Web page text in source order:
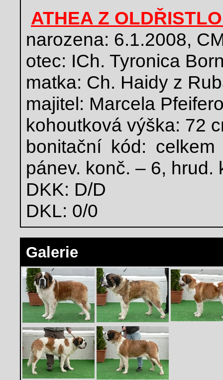
ATHEA Z
narozena: 6.1.2008,
otec: ICh. Tyronica
matka: Ch. Haidy z
majitel: Marcela
kohoutková výška: 72
bonitační kód:
pánev. konč. – 6, hrud.
DKK: D/D
DKL: 0/0
Galerie